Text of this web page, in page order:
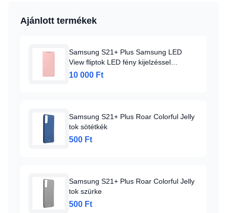
Ajánlott termékek
Samsung S21+ Plus Samsung LED
View fliptok LED fény kijelzéssel
rózsaszín (EF-NG996PPEGEE)
10 000 Ft
Samsung S21+ Plus Roar Colorful Jelly
tok sötétkék
500 Ft
Samsung S21+ Plus Roar Colorful Jelly
tok szürke
500 Ft